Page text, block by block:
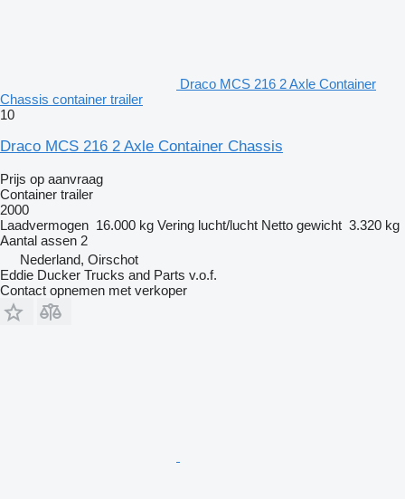
Draco MCS 216 2 Axle Container
Chassis container trailer
10
Draco MCS 216 2 Axle Container Chassis
Prijs op aanvraag
Container trailer
2000
Laadvermogen 16.000 kg Vering lucht/lucht Netto gewicht 3.320 kg
Aantal assen 2
Nederland, Oirschot
Eddie Ducker Trucks and Parts v.o.f.
Contact opnemen met verkoper